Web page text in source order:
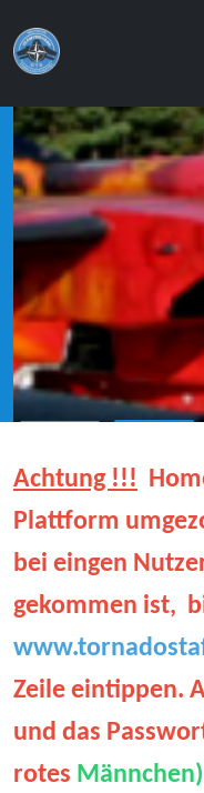
Achtung !!!
Plattform
bei eingen
gekommen ist,
Zeile eintippen.
und das
rotes Männchen)